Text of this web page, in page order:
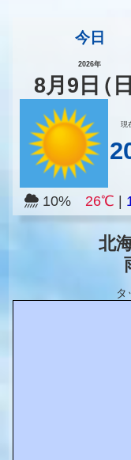
今日
2026年
8月 9 日（日
現
10% 26℃
北
タ